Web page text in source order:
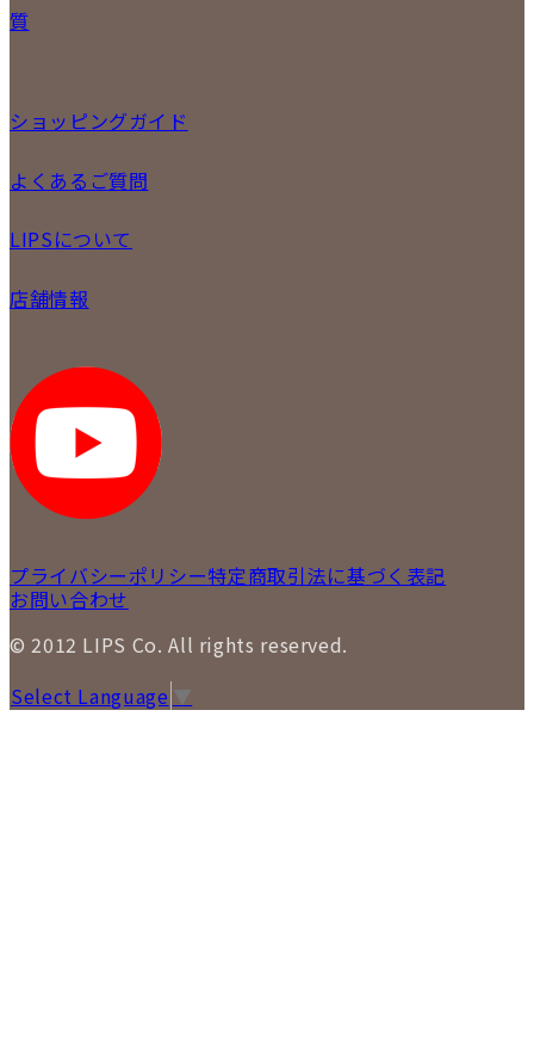
小物
宅配買取
委託販売
LINE査定
買取実績
質
ショッピングガイド
商品について
お支払いについて
保証について
よくあるご質問
商品について
質について
返品について
LIPSについて
各事業部の紹介
STAFFBLOG
SNS
店舗情報
LIPS 新宿店
LIPS 札幌パルコ店
LIPS 札幌白石店
LIPS 通信販売事業部
プライバシーポリシー特定商取引法に基づく表記
お問い合わせ
© 2012 LIPS Co. All rights reserved.
Select Language ▼